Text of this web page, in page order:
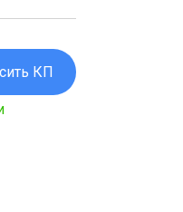
КП